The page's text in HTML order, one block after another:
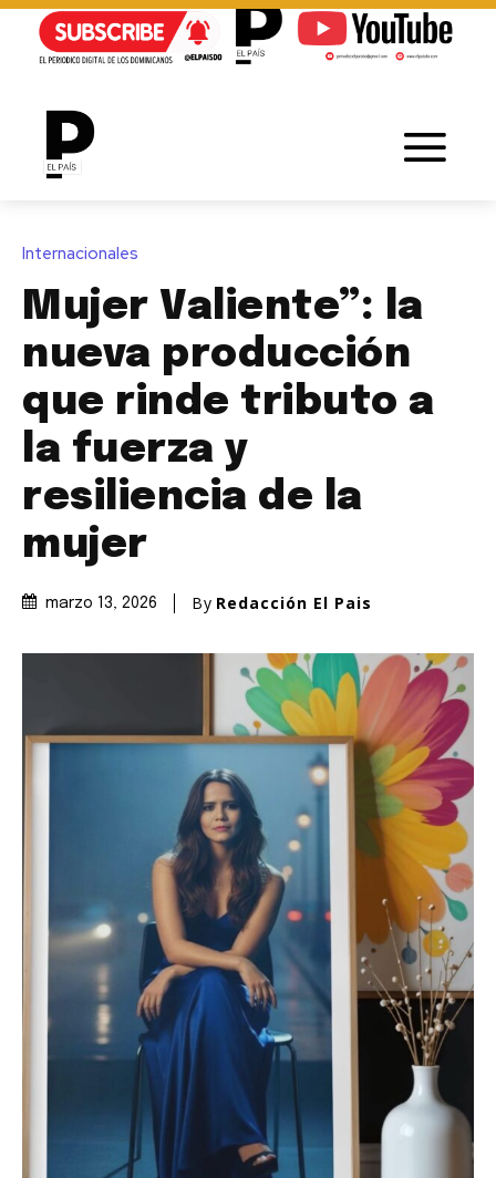
Internacionales
Mujer Valiente”: la
nueva producción
que rinde tributo a
la fuerza y
resiliencia de la
mujer
marzo 13, 2026 By Redacción El Pais